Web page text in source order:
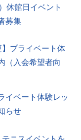
休館日イベント
募集
】プライベート体
（入会希望者向
イベート体験レッ
らせ